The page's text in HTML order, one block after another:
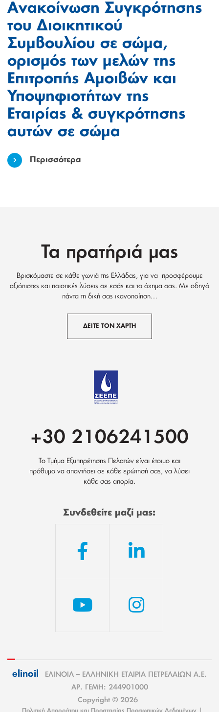
Ανακοίνωση Συγκρότησης
του Διοικητικού
Συμβουλίου σε σώμα,
ορισμός των μελών της
Επιτροπής Αμοιβών και
Υποψηφιοτήτων της
Εταιρίας & συγκρότησης
αυτών σε σώμα
Περισσότερα
Τα πρατήριά μας
Βρισκόμαστε σε κάθε γωνιά της Ελλάδας, για να προσφέρουμε
αξιόπιστες και ποιοτικές λύσεις σε εσάς και το όχημα σας. Με οδηγό
πάντα τη δική σας ικανοποίηση…
ΔΕΙΤΕ ΤΟΝ ΧΑΡΤΗ
+30 2106241500
Το Τμήμα Εξυπηρέτησης Πελατών είναι έτοιμο και
πρόθυμο να απαντήσει σε κάθε ερώτησή σας, να λύσει
κάθε σας απορία.
Συνδεθείτε μαζί μας:
elinoil
ΕΛΙΝΟΙΛ – ΕΛΛΗΝΙΚΗ ΕΤΑΙΡΙΑ ΠΕΤΡΕΛΑΙΩΝ Α.Ε.
ΑΡ. ΓΕΜΗ: 244901000
Copyright © 2026
Πολιτική Απορρήτου και Προστασίας Προσωπικών Δεδομένων